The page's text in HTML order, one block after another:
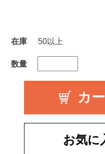
在庫
50以上
数量
お気に